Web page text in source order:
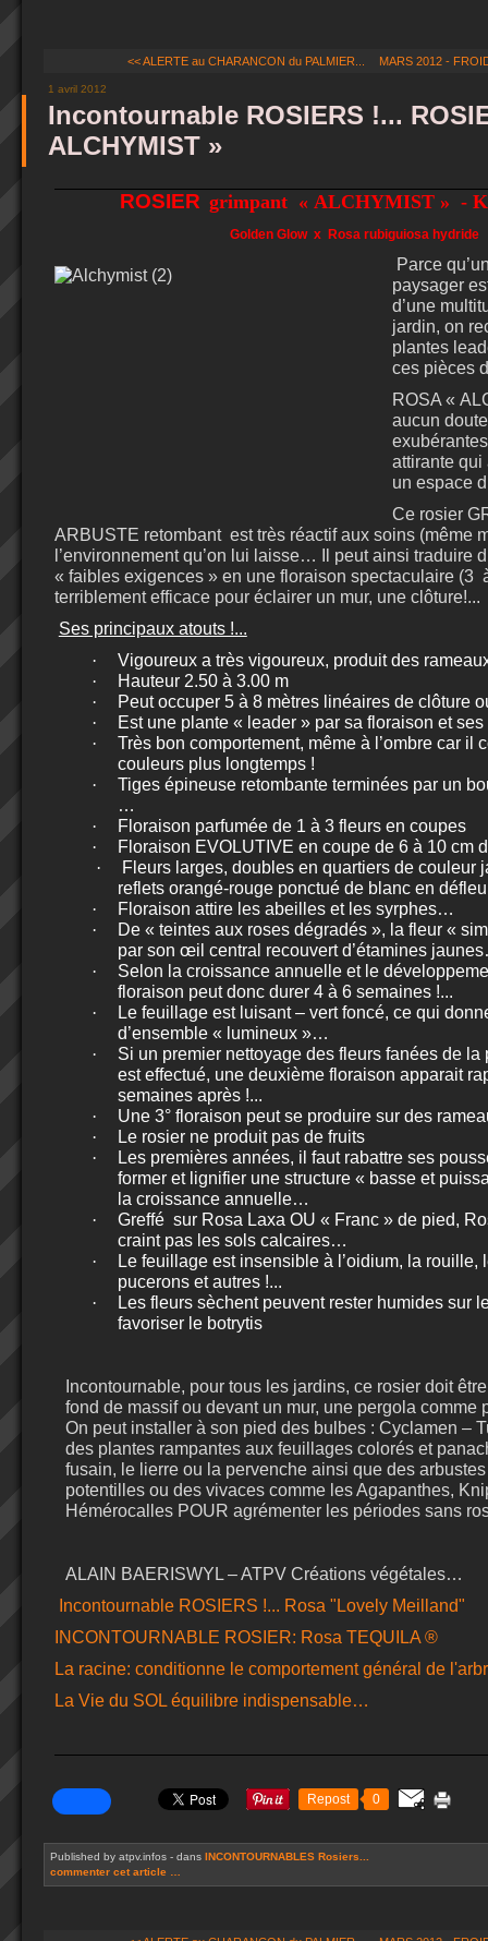
<< ALERTE au CHARANCON du PALMIER... MARS 2012 -
1 avril 2012
Incontournable ROSIERS !...
ALCHYMIST »
ROSIER grimpant « ALCHYMIST » -
Golden Glow x Rosa rubiguiosa hydride
Parce
paysager
d’une
jardin, on
plantes
ces pièces
ROSA «
aucun
attirante
un espace
Ce rosier
ARBUSTE retombant est très réactif aux soins (même
l’environnement qu’on lui laisse… Il peut ainsi traduire
« faibles exigences » en une floraison spectaculaire (3
terriblement efficace pour éclairer un mur, une clôture!...
Ses principaux atouts !...
·
Vigoureux a très vigoureux, produit des
·
Hauteur 2.50 à 3.00 m
·
Peut occuper 5 à 8 mètres linéaires de clôture
·
Est une plante « leader » par sa floraison et
·
Très bon comportement, même à l’ombre car il
couleurs plus longtemps !
·
Tiges épineuse retombante terminées par un
…
·
Floraison parfumée de 1 à 3 fleurs en coupes
·
Floraison EVOLUTIVE en coupe de 6 à 10 cm
·
Fleurs larges, doubles en quartiers de couleur
reflets orangé-rouge ponctué de blanc en
·
Floraison attire les abeilles et les syrphes…
·
De « teintes aux roses dégradés », la fleur «
par son œil central recouvert d’étamines
·
Selon la croissance annuelle et le
floraison peut donc durer 4 à 6 semaines !...
·
Le feuillage est luisant – vert foncé, ce qui
d’ensemble « lumineux »…
·
Si un premier nettoyage des fleurs fanées de la
est effectué, une deuxième floraison apparait
semaines après !...
·
Une 3° floraison peut se produire sur des
·
Le rosier ne produit pas de fruits
·
Les premières années, il faut rabattre ses
former et lignifier une structure « basse et
la croissance annuelle…
·
Greffé sur Rosa Laxa OU « Franc » de pied,
craint pas les sols calcaires…
·
Le feuillage est insensible à l’oidium, la rouille,
pucerons et autres !...
·
Les fleurs sèchent peuvent rester humides sur
favoriser le botrytis
Incontournable, pour tous les jardins, ce rosier doit
fond de massif ou devant un mur, une pergola comme
On peut installer à son pied des bulbes : Cyclamen –
des plantes rampantes aux feuillages colorés et
fusain, le lierre ou la pervenche ainsi que des
potentilles ou des vivaces comme les Agapanthes,
Hémérocalles POUR agrémenter les périodes sans
ALAIN BAERISWYL – ATPV Créations végétales…
Incontournable ROSIERS !... Rosa "Lovely Meilland"
INCONTOURNABLE ROSIER: Rosa TEQUILA ®
La racine: conditionne le comportement général de
La Vie du SOL équilibre indispensable…
Repost 0
Published by atpv.infos - dans INCONTOURNABLES Rosiers...
commenter cet article …